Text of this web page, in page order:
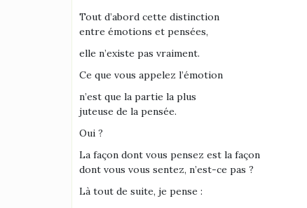
Tout d’abord cette distinction
entre émotions et pensées,
elle n’existe pas vraiment.
Ce que vous appelez l’émotion
n’est que la partie la plus
juteuse de la pensée.
Oui ?
La façon dont vous pensez est la façon
dont vous vous sentez, n’est-ce pas ?
Là tout de suite, je pense :